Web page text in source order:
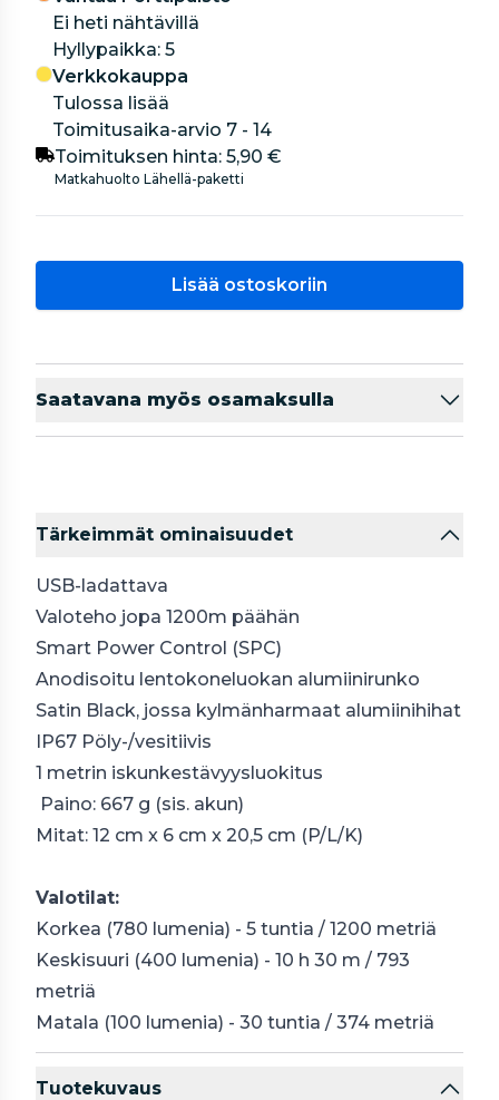
Ei heti nähtävillä
hyllypaikka: 5
Verkkokauppa
Tulossa lisää
Toimitusaika-arvio 7 - 14
Toimituksen hinta: 5,90 €
Matkahuolto Lähellä-paketti
Lisää ostoskoriin
Saatavana myös osamaksulla
Tärkeimmät ominaisuudet
USB-ladattava
Valoteho jopa 1200m päähän
Smart Power Control (SPC)
Anodisoitu lentokoneluokan alumiinirunko
Satin Black, jossa kylmänharmaat alumiinihihat
IP67 Pöly-/vesitiivis
1 metrin iskunkestävyysluokitus
Paino: 667 g (sis. akun)
Mitat: 12 cm x 6 cm x 20,5 cm (P/L/K)
Valotilat:
Korkea (780 lumenia) - 5 tuntia / 1200 metriä
Keskisuuri (400 lumenia) - 10 h 30 m / 793
metriä
Matala (100 lumenia) - 30 tuntia / 374 metriä
Tuotekuvaus